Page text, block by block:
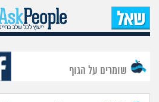
שומרים על הגוף